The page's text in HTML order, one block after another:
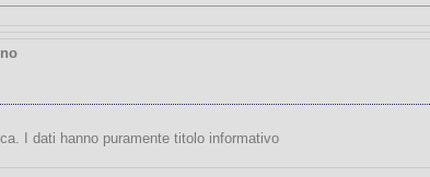
I dati hanno puramente titolo informativo